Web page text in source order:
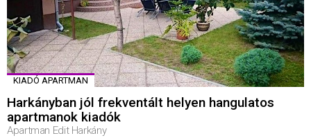
KIADÓ APARTMAN
Harkányban jól frekventált helyen hangulatos
apartmanok kiadók
Apartman Edit Harkány